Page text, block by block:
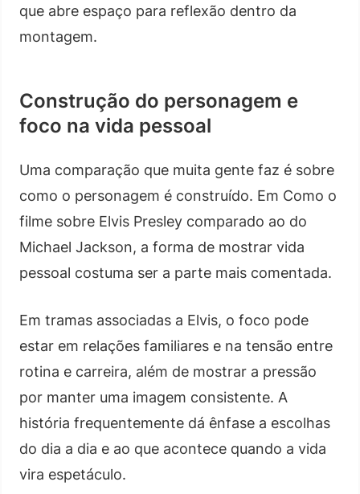
que abre espaço para reflexão dentro da
montagem.
Construção do personagem e
foco na vida pessoal
Uma comparação que muita gente faz é sobre
como o personagem é construído. Em Como o
filme sobre Elvis Presley comparado ao do
Michael Jackson, a forma de mostrar vida
pessoal costuma ser a parte mais comentada.
Em tramas associadas a Elvis, o foco pode
estar em relações familiares e na tensão entre
rotina e carreira, além de mostrar a pressão
por manter uma imagem consistente. A
história frequentemente dá ênfase a escolhas
do dia a dia e ao que acontece quando a vida
vira espetáculo.